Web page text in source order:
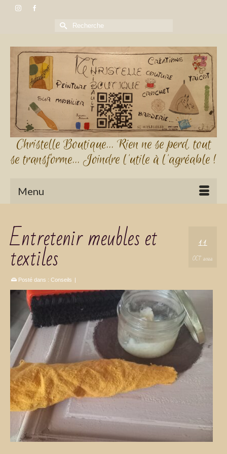
Rechercher :
Christelle Boutique... Rien ne se perd, tout
se transforme... Joindre l'utile à l'agréable !
Menu
11
OCT 2022
Entretenir meubles et
textiles
Posté dans : Conseils |